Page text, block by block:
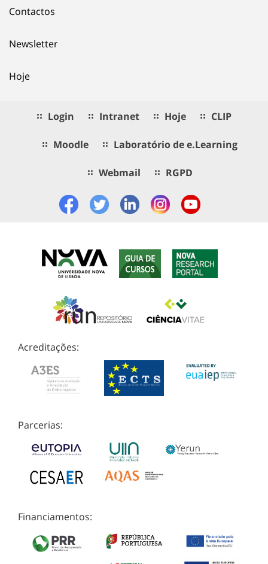
Contactos
Newsletter
Hoje
Login Intranet Hoje CLIP
Moodle Laboratório de e.Learning
Webmail RGPD
Acreditações:
Parcerias:
Financiamentos: